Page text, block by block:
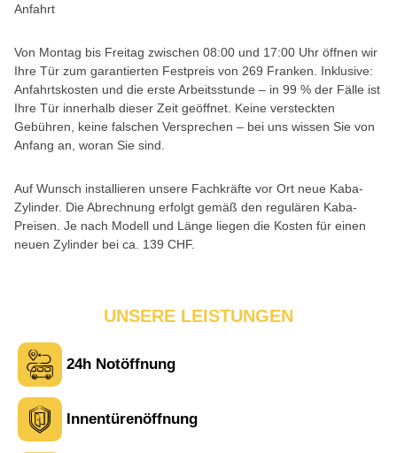
Anfahrt
Von Montag bis Freitag zwischen 08:00 und 17:00 Uhr öffnen wir
Ihre Tür zum garantierten Festpreis von 269 Franken. Inklusive:
Anfahrtskosten und die erste Arbeitsstunde – in 99 % der Fälle ist
Ihre Tür innerhalb dieser Zeit geöffnet. Keine versteckten
Gebühren, keine falschen Versprechen – bei uns wissen Sie von
Anfang an, woran Sie sind.
Auf Wunsch installieren unsere Fachkräfte vor Ort neue Kaba-
Zylinder. Die Abrechnung erfolgt gemäß den regulären Kaba-
Preisen. Je nach Modell und Länge liegen die Kosten für einen
neuen Zylinder bei ca. 139 CHF.
UNSERE LEISTUNGEN
24h Notöffnung
Innentürenöffnung
L
Sehr freundlich am Telefon und vor Ort. Die Türöffnung ging